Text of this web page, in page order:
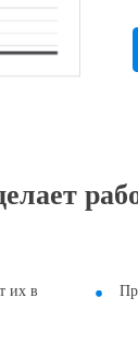
их в